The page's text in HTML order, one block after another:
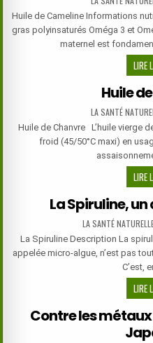
Huile de Cameline Informations
gras polyinsaturés Oméga 3 et
maternel est
LIRE
Huile
AUTHOR:
LA SANTÉ
Huile de Chanvre L’huile vierge
froid (45/50°C maxi) en
LIRE
La Spiruline,
AUTHOR:
LA SANTÉ
La Spiruline Description La
appelée micro-algue, n’est pas
C’est,
LIRE
Contre les